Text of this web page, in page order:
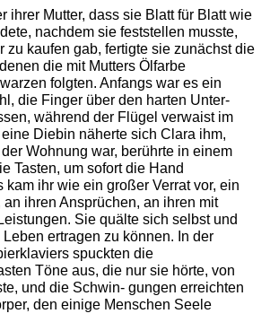
ihrer Mutter, dass sie Blatt für Blatt wie
nachdem sie feststellen musste,
zu kaufen gab, fertigte sie zunächst die
die mit Mutters Ölfarbe
folgten. Anfangs war es ein
die Finger über den harten Unter-
während der Flügel verwaist im
Diebin näher­te sich Clara ihm,
Wohnung war, berührte in einem
Tasten, um sofort die Hand
kam ihr wie ein großer Verrat vor, ein
an ihren Ansprüchen, an ihren mit
Sie quälte sich selbst und
ertragen zu können. In der
spuckten die
Töne aus, die nur sie hörte, von
und die Schwin- gungen erreichten
den einige Menschen Seele